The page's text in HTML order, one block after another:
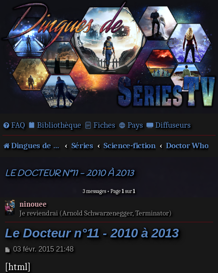
FAQ Bibliothèque Fiches Pays Diffuseurs
Dingues de séries télé ! Séries Science-fiction Doctor Who
LE DOCTEUR N°11 - 2010 À 2013
3 messages • Page1sur1
ninouee
Je reviendrai (Arnold Schwarzenegger, Terminator)
Le Docteur n°11 - 2010 à 2013
M
s
03 févr. 2015 21:48
[html]